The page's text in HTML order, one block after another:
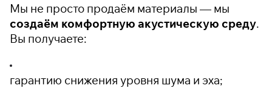
Мы не просто продаём материалы — мы
создаём комфортную акустическую среду.
Вы получаете:
гарантию снижения уровня шума и эха;